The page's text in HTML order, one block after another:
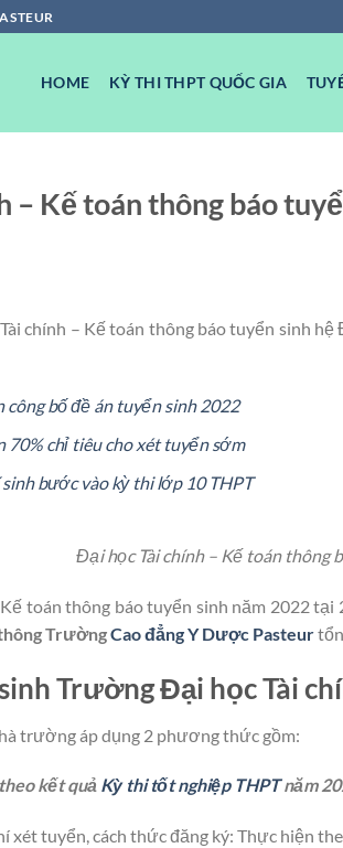
HOME KỲ THI THPT QUỐC GIA
– Kế toán thông báo
chính – Kế toán thông báo tuyển sinh
bố đề án tuyển sinh 2022
70% chỉ tiêu cho xét tuyển sớm
bước vào kỳ thi lớp 10 THPT
Đại học Tài chính – Kế toán thông
toán thông báo tuyển sinh năm 2022
TrườngCao đẳng Y Dược Pasteur
Trường Đại học Tài
trường áp dụng 2 phương thức gồm:
kết quả Kỳ thi tốt nghiệp THPTnăm
xét tuyển, cách thức đăng ký: Thực hiện